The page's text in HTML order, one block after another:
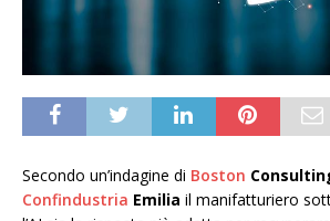
Secondo un’indagine di Boston
Confindustria Emilia il manifatturiero